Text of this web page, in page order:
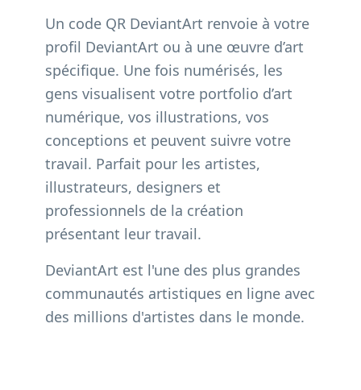
Un code QR DeviantArt renvoie à votre
profil DeviantArt ou à une œuvre d’art
spécifique. Une fois numérisés, les
gens visualisent votre portfolio d’art
numérique, vos illustrations, vos
conceptions et peuvent suivre votre
travail. Parfait pour les artistes,
illustrateurs, designers et
professionnels de la création
présentant leur travail.
DeviantArt est l'une des plus grandes
communautés artistiques en ligne avec
des millions d'artistes dans le monde.